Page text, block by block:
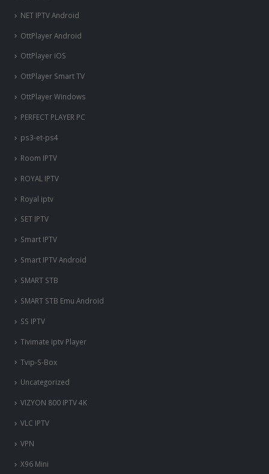
NET IPTV Android
OttPlayer Android
OttPlayer iOS
OttPlayer Smart TV
OttPlayer Windows
PERFECT PLAYER PC
ps3-et-ps4
Room IPTV
ROYAL IPTV
Royal iptv
SET IPTV
Smart IPTV
Smart IPTV Android
SMART STB
SMART STB Emu Android
SS IPTV
Tivimate iptv Player
Tvip-S-Box
Uncategorized
VIZYON 800 IPTV 4K
VLC IPTV
VPN
X96 Mini